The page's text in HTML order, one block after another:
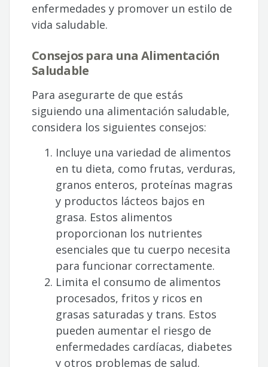
enfermedades y promover un estilo de
vida saludable.
Consejos para una Alimentación
Saludable
Para asegurarte de que estás
siguiendo una alimentación saludable,
considera los siguientes consejos:
Incluye una variedad de alimentos
en tu dieta, como frutas, verduras,
granos enteros, proteínas magras
y productos lácteos bajos en
grasa. Estos alimentos
proporcionan los nutrientes
esenciales que tu cuerpo necesita
para funcionar correctamente.
Limita el consumo de alimentos
procesados, fritos y ricos en
grasas saturadas y trans. Estos
pueden aumentar el riesgo de
enfermedades cardíacas, diabetes
y otros problemas de salud.